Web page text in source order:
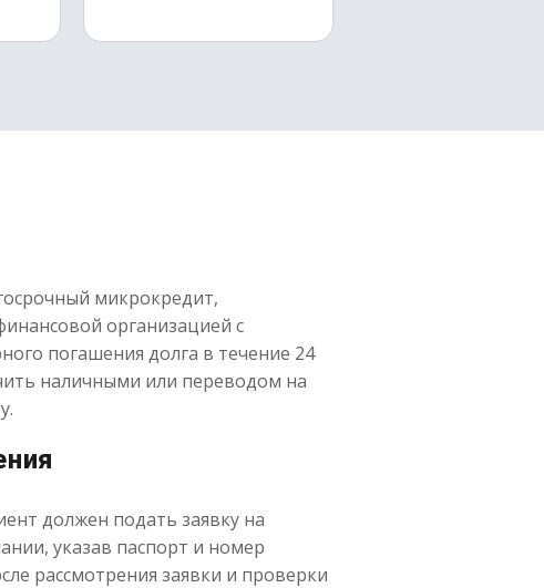
микрокредит,
организацией с
погашения долга в течение 24
наличными или переводом на
должен подать заявку на
указав паспорт и номер
рассмотрения заявки и проверки